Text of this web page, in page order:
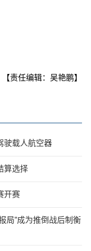
【责任编辑：吴艳鹏】
驶载人航空器
算选择
开赛
局”成为推倒战后制衡